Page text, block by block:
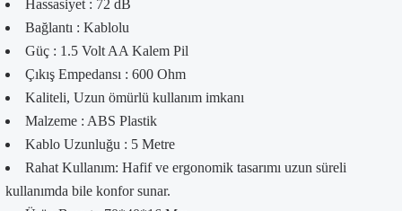
Hassasiyet : 72 dB
Bağlantı : Kablolu
Güç : 1.5 Volt AA Kalem Pil
Çıkış Empedansı : 600 Ohm
Kaliteli, Uzun ömürlü kullanım imkanı
Malzeme : ABS Plastik
Kablo Uzunluğu : 5 Metre
Rahat Kullanım: Hafif ve ergonomik tasarımı uzun süreli
kullanımda bile konfor sunar.